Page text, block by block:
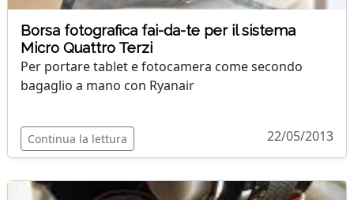
Borsa fotografica fai-da-te per il sistema
Micro Quattro Terzi
Per portare tablet e fotocamera come secondo
bagaglio a mano con Ryanair
Continua la lettura 22/05/2013